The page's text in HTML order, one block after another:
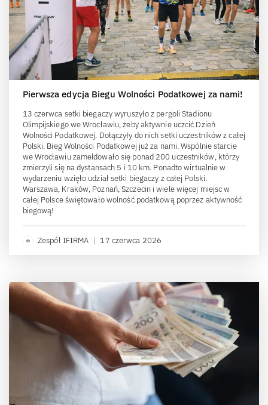
Pierwsza edycja Biegu Wolności Podatkowej za nami!
13 czerwca setki biegaczy wyruszyło z pergoli Stadionu
Olimpijskiego we Wrocławiu, żeby aktywnie uczcić Dzień
Wolności Podatkowej. Dołączyły do nich setki uczestników z całej
Polski. Bieg Wolności Podatkowej już za nami. Wspólnie starcie
we Wrocławiu zameldowało się ponad 200 uczestników, którzy
zmierzyli się na dystansach 5 i 10 km. Ponadto wirtualnie w
wydarzeniu wzięło udział setki biegaczy z całej Polski.
Warszawa, Kraków, Poznań, Szczecin i wiele więcej miejsc w
całej Polsce świętowało wolność podatkową poprzez aktywność
biegową!
Zespół IFIRMA | 17 czerwca 2026